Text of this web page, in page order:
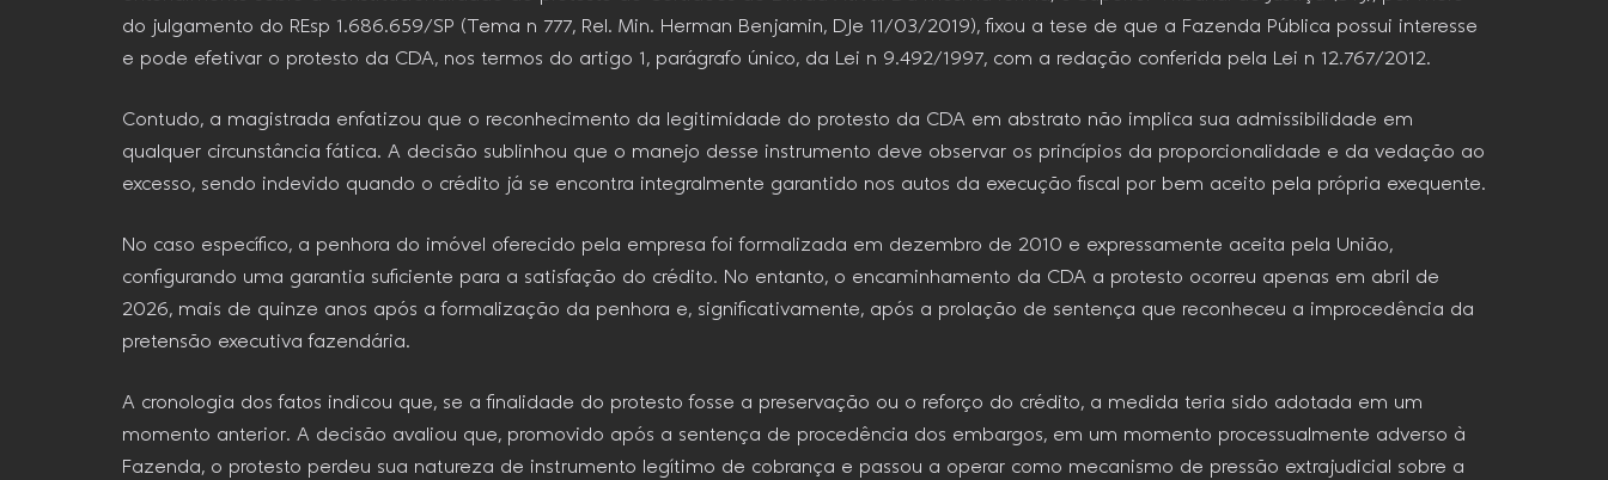
do julgamento do REsp 1.686.659/SP (Tema n 777, Rel. Min. Herman Benjamin, DJe 11/03/2019), fixou a tese de que a Fazenda Pública possui interesse
e pode efetivar o protesto da CDA, nos termos do artigo 1, parágrafo único, da Lei n 9.492/1997, com a redação conferida pela Lei n 12.767/2012.
Contudo, a magistrada enfatizou que o reconhecimento da legitimidade do protesto da CDA em abstrato não implica sua admissibilidade em
qualquer circunstância fática. A decisão sublinhou que o manejo desse instrumento deve observar os princípios da proporcionalidade e da vedação ao
excesso, sendo indevido quando o crédito já se encontra integralmente garantido nos autos da execução fiscal por bem aceito pela própria exequente.
No caso específico, a penhora do imóvel oferecido pela empresa foi formalizada em dezembro de 2010 e expressamente aceita pela União,
configurando uma garantia suficiente para a satisfação do crédito. No entanto, o encaminhamento da CDA a protesto ocorreu apenas em abril de
2026, mais de quinze anos após a formalização da penhora e, significativamente, após a prolação de sentença que reconheceu a improcedência da
pretensão executiva fazendária.
A cronologia dos fatos indicou que, se a finalidade do protesto fosse a preservação ou o reforço do crédito, a medida teria sido adotada em um
momento anterior. A decisão avaliou que, promovido após a sentença de procedência dos embargos, em um momento processualmente adverso à
Fazenda, o protesto perdeu sua natureza de instrumento legítimo de cobrança e passou a operar como mecanismo de pressão extrajudicial sobre a